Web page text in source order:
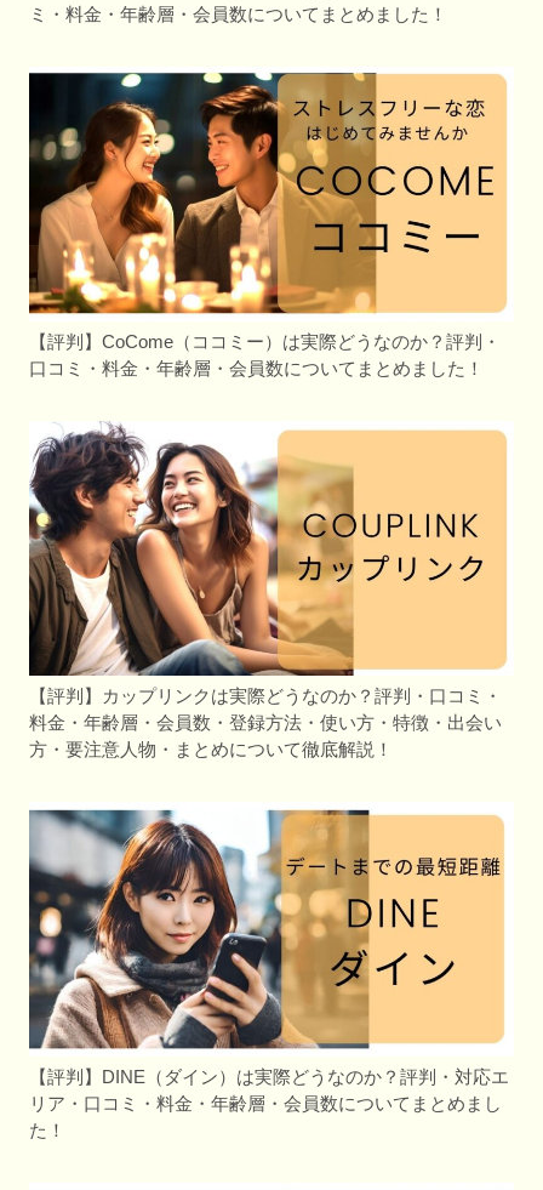
ミ・料金・年齢層・会員数についてまとめました！
【評判】CoCome（ココミー）は実際どうなのか？評判・
口コミ・料金・年齢層・会員数についてまとめました！
【評判】カップリンクは実際どうなのか？評判・口コミ・
料金・年齢層・会員数・登録方法・使い方・特徴・出会い
方・要注意人物・まとめについて徹底解説！
【評判】DINE（ダイン）は実際どうなのか？評判・対応エ
リア・口コミ・料金・年齢層・会員数についてまとめまし
た！